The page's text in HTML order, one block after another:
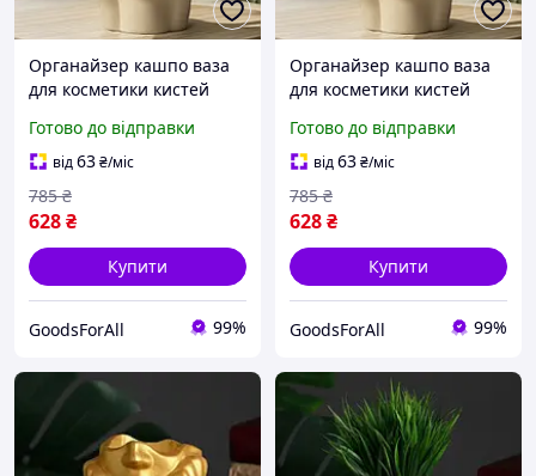
Органайзер кашпо ваза
для косметики кистей
руками Тілесний
Готово до відправки
від63₴/міс
628₴
785 ₴
Купити
GoodsForAll 99%
Органайзер кашпо ваза
для косметики кистей
руками Тілесний
Готово до відправки
від63₴/міс
628₴
785 ₴
Купити
GoodsForAll 99%